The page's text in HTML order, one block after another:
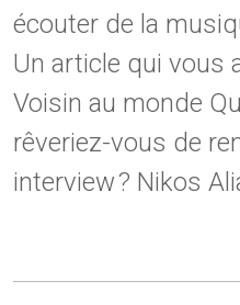
écouter de la
Un article qui vous
Voisin au monde
rêveriez-vous de
interview ? Nikos